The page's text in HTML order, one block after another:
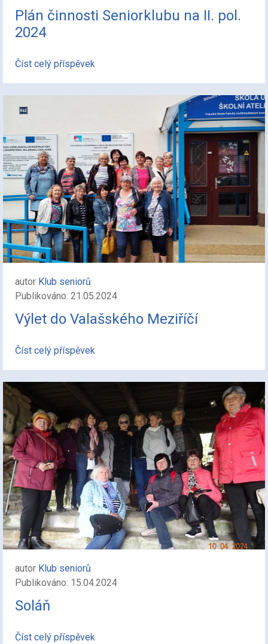
Plán činnosti Seniorklubu na II. pol.
2024
Číst celý příspěvek
autor Klub seniorů
Publikováno: 21.05.2024
Výlet do Valašského Meziříčí
Číst celý příspěvek
autor Klub seniorů
Publikováno: 15.04.2024
Soláň
Číst celý příspěvek